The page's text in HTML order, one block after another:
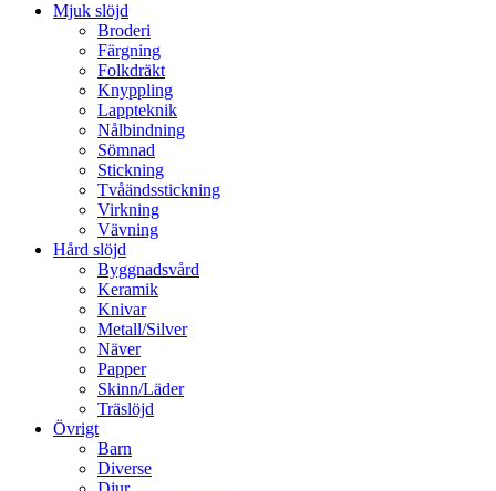
Mjuk slöjd
Broderi
Färgning
Folkdräkt
Knyppling
Lappteknik
Nålbindning
Sömnad
Stickning
Tvåändsstickning
Virkning
Vävning
Hård slöjd
Byggnadsvård
Keramik
Knivar
Metall/Silver
Näver
Papper
Skinn/Läder
Träslöjd
Övrigt
Barn
Diverse